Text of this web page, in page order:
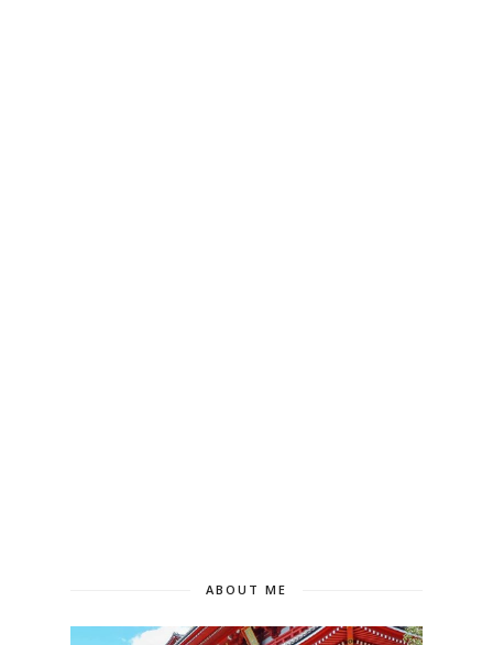
ABOUT ME